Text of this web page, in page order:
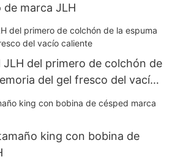
de marca JLH
del primero de colchón de
del gel fresco del vacío
king con bobina de